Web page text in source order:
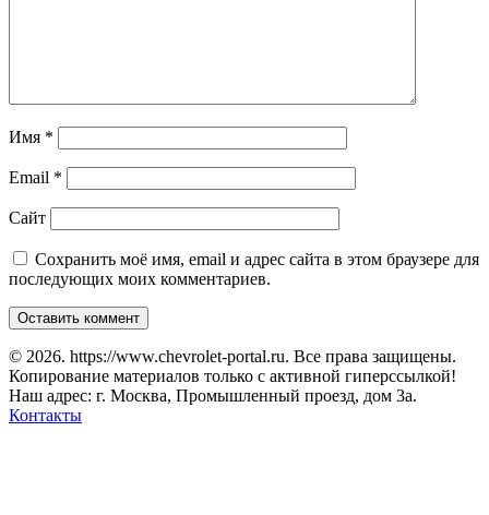
Имя *
Email *
Сайт
Сохранить моё имя, email и адрес сайта в этом браузере для
последующих моих комментариев.
© 2026. https://www.chevrolet-portal.ru. Все права защищены.
Копирование материалов только с активной гиперссылкой!
Наш адрес: г. Москва, Промышленный проезд, дом 3а.
Контакты